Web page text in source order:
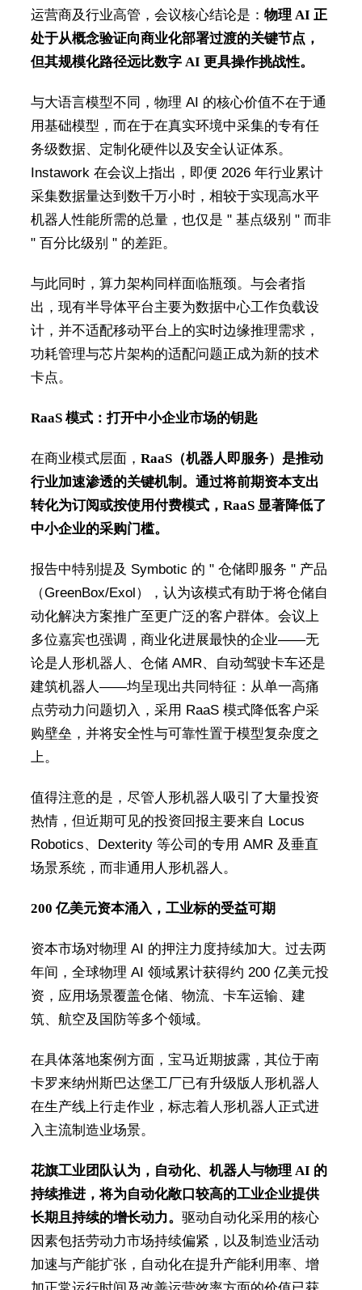
运营商及行业高管，会议核心结论是： 物理 AI 正
处于从概念验证向商业化部署过渡的关键节点，
但其规模化路径远比数字 AI 更具操作挑战性。
与大语言模型不同，物理 AI 的核心价值不在于通
用基础模型，而在于在真实环境中采集的专有任
务级数据、定制化硬件以及安全认证体系。
Instawork 在会议上指出，即便 2026 年行业累计
采集数据量达到数千万小时，相较于实现高水平
机器人性能所需的总量，也仅是 " 基点级别 " 而非
" 百分比级别 " 的差距。
与此同时，算力架构同样面临瓶颈。与会者指
出，现有半导体平台主要为数据中心工作负载设
计，并不适配移动平台上的实时边缘推理需求，
功耗管理与芯片架构的适配问题正成为新的技术
卡点。
RaaS 模式：打开中小企业市场的钥匙
在商业模式层面， RaaS（机器人即服务）是推动
行业加速渗透的关键机制。通过将前期资本支出
转化为订阅或按使用付费模式，RaaS 显著降低了
中小企业的采购门槛。
报告中特别提及 Symbotic 的 " 仓储即服务 " 产品
（GreenBox/Exol），认为该模式有助于将仓储自
动化解决方案推广至更广泛的客户群体。会议上
多位嘉宾也强调，商业化进展最快的企业——无
论是人形机器人、仓储 AMR、自动驾驶卡车还是
建筑机器人——均呈现出共同特征：从单一高痛
点劳动力问题切入，采用 RaaS 模式降低客户采
购壁垒，并将安全性与可靠性置于模型复杂度之
上。
值得注意的是，尽管人形机器人吸引了大量投资
热情，但近期可见的投资回报主要来自 Locus
Robotics、Dexterity 等公司的专用 AMR 及垂直
场景系统，而非通用人形机器人。
200 亿美元资本涌入，工业标的受益可期
资本市场对物理 AI 的押注力度持续加大。过去两
年间，全球物理 AI 领域累计获得约 200 亿美元投
资，应用场景覆盖仓储、物流、卡车运输、建
筑、航空及国防等多个领域。
在具体落地案例方面，宝马近期披露，其位于南
卡罗来纳州斯巴达堡工厂已有升级版人形机器人
在生产线上行走作业，标志着人形机器人正式进
入主流制造业场景。
花旗工业团队认为，自动化、机器人与物理 AI 的
持续推进，将为自动化敞口较高的工业企业提供
长期且持续的增长动力。 驱动自动化采用的核心
因素包括劳动力市场持续偏紧，以及制造业活动
加速与产能扩张，自动化在提升产能利用率、增